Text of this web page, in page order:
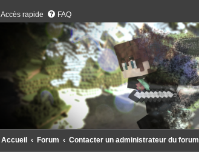
Accès rapide FAQ
Accueil Forum Contacter un administrateur du forum